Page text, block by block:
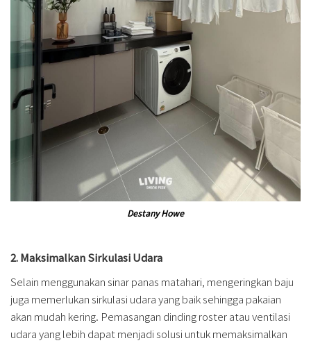
Destany Howe
2. Maksimalkan Sirkulasi Udara
Selain menggunakan sinar panas matahari, mengeringkan baju
juga memerlukan sirkulasi udara yang baik sehingga pakaian
akan mudah kering. Pemasangan dinding roster atau ventilasi
udara yang lebih dapat menjadi solusi untuk memaksimalkan